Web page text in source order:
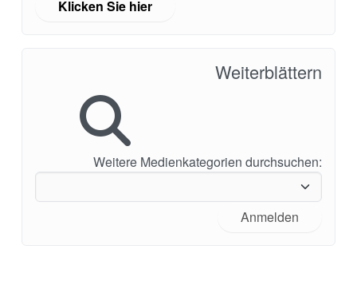
Klicken Sie hier
Weiterblättern
Weitere Medienkategorien durchsuchen:
Anmelden